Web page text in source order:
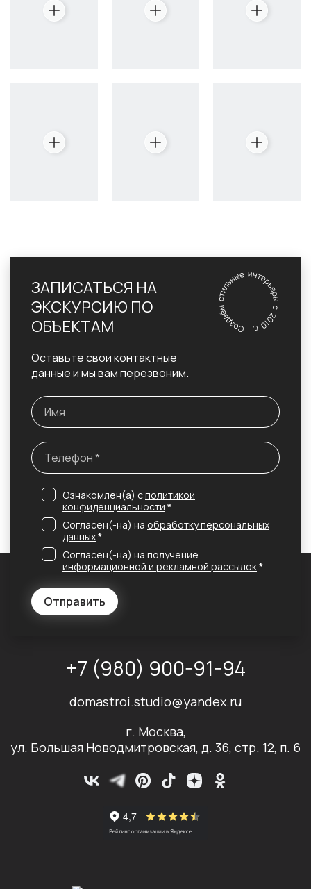
ЗАПИСАТЬСЯ НА
ЭКСКУРСИЮ ПО
ОБЪЕКТАМ
Оставьте свои контактные
данные и мы вам перезвоним.
Отправить
Ознакомлен(а) сполитикой
конфиденциальности *
Согласен(-на) на обработку персональных
данных*
Согласен(-на) на получение
информационной и рекламной рассылок*
+7 (980) 900-91-94
domastroi.studio@yandex.ru
г. Москва,
ул. Большая Новодмитровская, д. 36, стр. 12, п. 6